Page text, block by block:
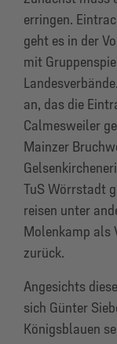
erringen.
geht es in der
mit
an, das die
Calmesweiler
Mainzer
TuS Wörrstadt
reisen unter
Molenkamp als
zurück.
Angesichts
sich Günter
Königsblauen